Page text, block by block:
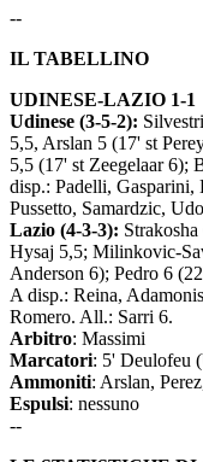
--
IL TABELLINO
UDINESE-LAZIO 1-1
Udinese (3-5-2):
5,5, Arslan 5 (17' st
5,5 (17' st Zeegelaar 6);
disp.: Padelli,
Pussetto, Samardzic,
Lazio (4-3-3):
Hysaj 5,5; Milinkovic-
Anderson 6); Pedro 6
A disp.: Reina,
Romero. All.: Sarri 6.
Arbitro: Massimi
Marcatori: 5' Deulofeu
Ammoniti: Arslan,
Espulsi: nessuno
--